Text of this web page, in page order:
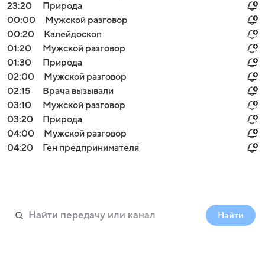
23:20
Природа
00:00
Мужской разговор
00:20
Калейдоскоп
01:20
Мужской разговор
01:30
Природа
02:00
Мужской разговор
02:15
Врача вызывали
03:10
Мужской разговор
03:20
Природа
04:00
Мужской разговор
04:20
Ген предпринимателя
Найти